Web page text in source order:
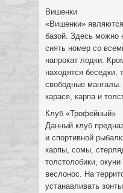
Вишенки
«Вишенки»
базой. Здесь можно
снять номер со
напрокат лодки.
находятся беседки,
свободные
карася, карпа и
Клуб «Трофейный»
Данный клуб
и спортивной
карпы, сомы,
толстолобики,
веслонос. На
устанавливать